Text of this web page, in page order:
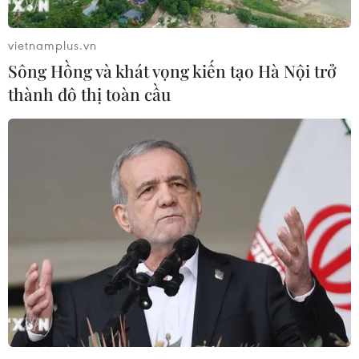
Nghệ An: OCOP đã có thương hiệu,
vì sao nông sản vẫn lo đầu ra?
08/08/2026 03:28
Quảng Trị quyết tâm bàn giao sớm
mặt bằng Dự án Nhà máy điện gió
LIG-Hướng Hóa 1
Chủ tịch Quốc hội dự kỷ
niệm 70 năm Ngày truyền thống lực
lượng Cảnh sát kinh tế
08/08/2026 01:59
vietnamplus.vn
Sông Hồng và khát vọng kiến tạo Hà Nội trở
thành đô thị toàn cầu